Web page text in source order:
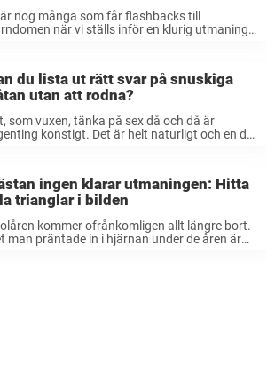
nog många som får flashbacks till
när vi ställs inför en klurig utmaning.
du lista ut rätt svar på snuskiga
utan att rodna?
som vuxen, tänka på sex då och då är
konstigt. Det är helt naturligt och en del
ingen klarar utmaningen: Hitta
trianglar i bilden
kommer ofrånkomligen allt längre bort.
man präntade in i hjärnan under de åren är